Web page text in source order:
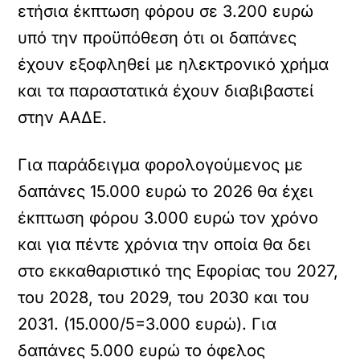
ετήσια έκπτωση φόρου σε 3.200 ευρώ
υπό την προϋπόθεση ότι οι δαπάνες
έχουν εξοφληθεί με ηλεκτρονικό χρήμα
και τα παραστατικά έχουν διαβιβαστεί
στην ΑΑΔΕ.
Για παράδειγμα φορολογούμενος με
δαπάνες 15.000 ευρώ το 2026 θα έχει
έκπτωση φόρου 3.000 ευρώ τον χρόνο
και για πέντε χρόνια την οποία θα δει
στο εκκαθαριστικό της Εφορίας του 2027,
του 2028, του 2029, του 2030 και του
2031. (15.000/5=3.000 ευρώ). Για
δαπάνες 5.000 ευρώ το όφελος